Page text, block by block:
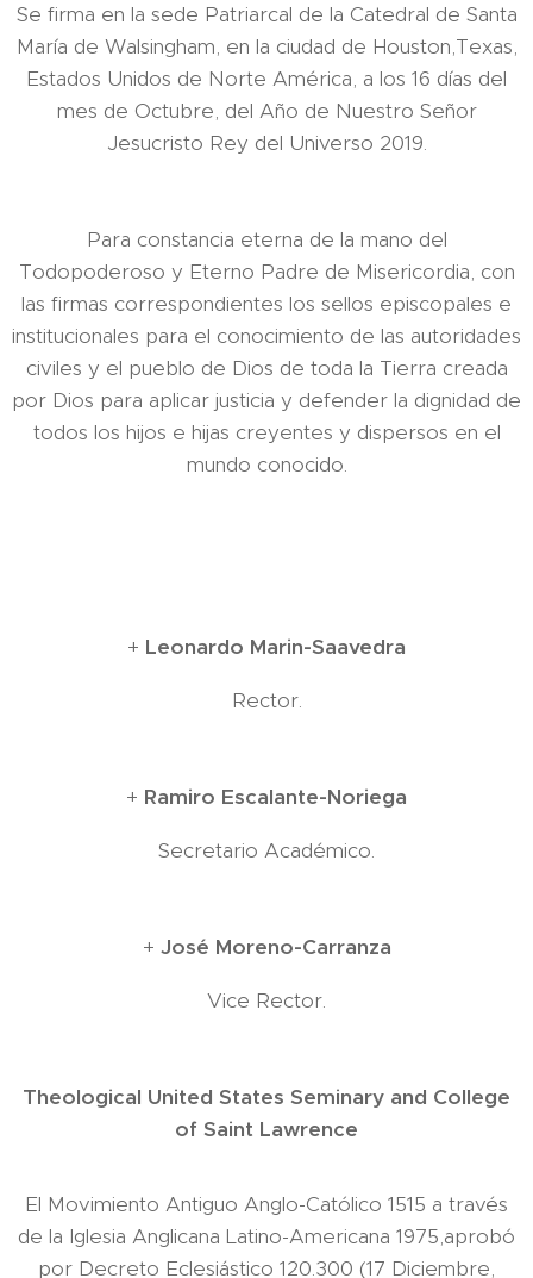
Se firma en la sede Patriarcal de la Catedral de Santa
María de Walsingham, en la ciudad de Houston,Texas,
Estados Unidos de Norte América, a los 16 días del
mes de Octubre, del Año de Nuestro Señor
Jesucristo Rey del Universo 2019.
Para constancia eterna de la mano del
Todopoderoso y Eterno Padre de Misericordia, con
las firmas correspondientes los sellos episcopales e
institucionales para el conocimiento de las autoridades
civiles y el pueblo de Dios de toda la Tierra creada
por Dios para aplicar justicia y defender la dignidad de
todos los hijos e hijas creyentes y dispersos en el
mundo conocido.
+ Leonardo Marin-Saavedra
Rector.
+ Ramiro Escalante-Noriega
Secretario Académico.
+ José Moreno-Carranza
Vice Rector.
Theological United States Seminary and College
of Saint Lawrence
El Movimiento Antiguo Anglo-Católico 1515 a través
de la Iglesia Anglicana Latino-Americana 1975,aprobó
por Decreto Eclesiástico 120.300 (17 Diciembre,